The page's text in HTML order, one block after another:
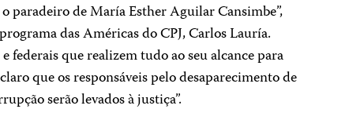
paradeiro de María Esther Aguilar Cansimbe”,
das Américas do CPJ, Carlos Lauría.
federais que realizem tudo ao seu alcance para
que os responsáveis pelo desaparecimento de
serão levados à justiça”.